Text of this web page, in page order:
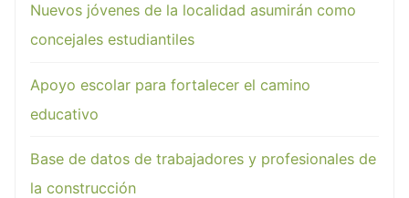
Nuevos jóvenes de la localidad asumirán como
concejales estudiantiles
Apoyo escolar para fortalecer el camino
educativo
Base de datos de trabajadores y profesionales de
la construcción